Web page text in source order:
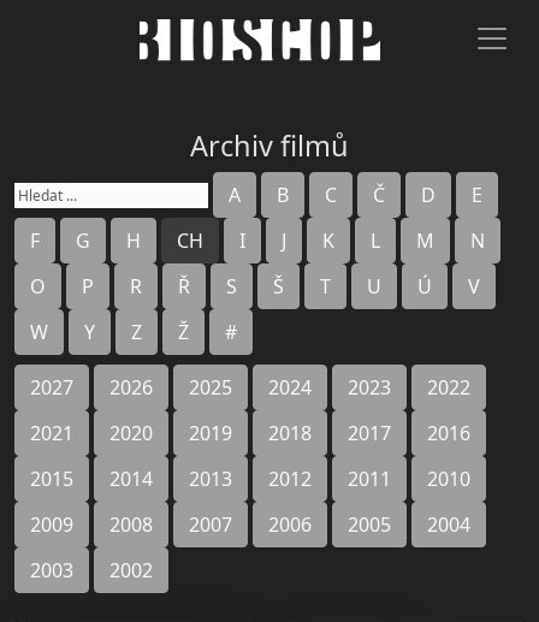
Archiv filmů
A B C Č D
E
F
G H CH I J K L M
N
O
P R Ř S Š T U Ú
V
W
Y Z Ž #
2027 2026 2025 2024 2023
2022
2021
2020 2019 2018 2017
2016
2015
2014 2013 2012 2011
2010
2009
2008 2007 2006 2005
2004
2003
2002